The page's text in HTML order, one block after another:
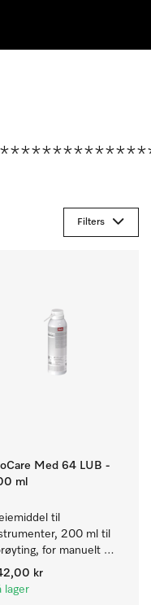
Filters
Med 64 LUB -
ml
til
200 ml til
for manuelt
av medisinsk
kr
lager